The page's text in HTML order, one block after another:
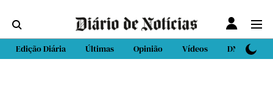
Edição Diária Últimas Opinião Vídeos DN Sport